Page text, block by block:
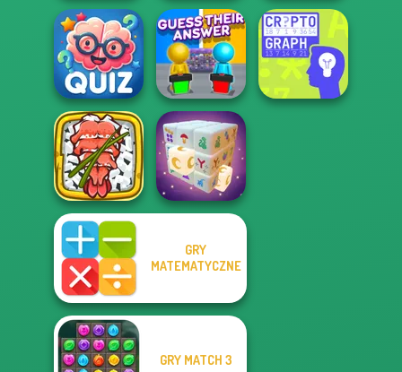
Mathematical
Crossword
Billionaires
Yes or No
Challenge
Quizmania: Trivia
Game
Guess Their
Answer
Giant Sushi:
Merge Master
Game
GRY
MATEMATYCZNE
GRY MATCH 3